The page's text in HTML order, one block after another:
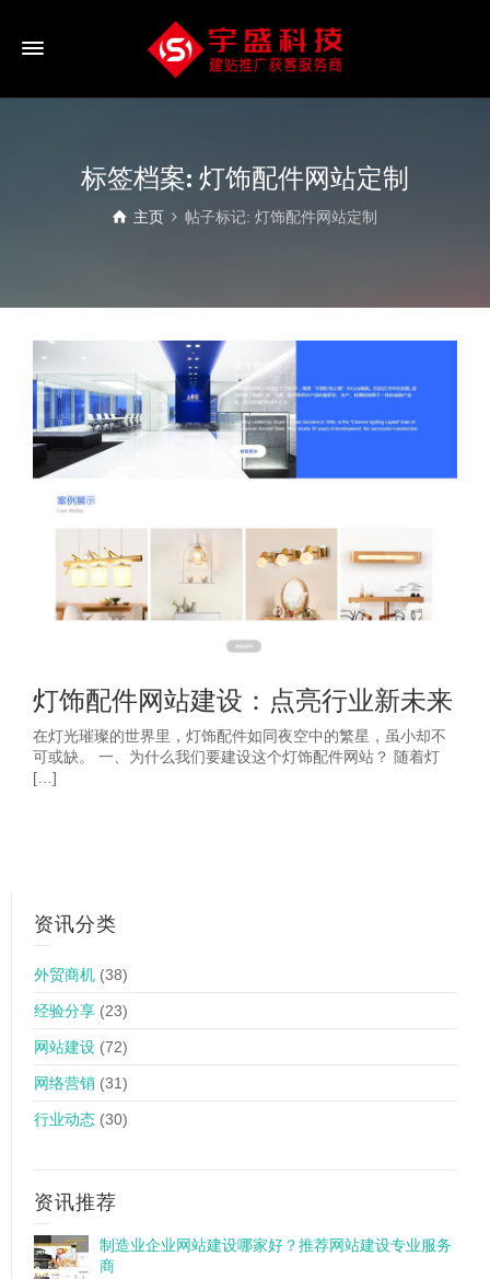
标签档案: 灯饰配件网站定制
主页 帖子标记: 灯饰配件网站定制
灯饰配件网站建设：点亮行业新未来
在灯光璀璨的世界里，灯饰配件如同夜空中的繁星，虽小却不
可或缺。 一、为什么我们要建设这个灯饰配件网站？ 随着灯
[…]
资讯分类
外贸商机 (38)
经验分享 (23)
网站建设 (72)
网络营销 (31)
行业动态 (30)
资讯推荐
制造业企业网站建设哪家好？推荐网站建设专业服务
商